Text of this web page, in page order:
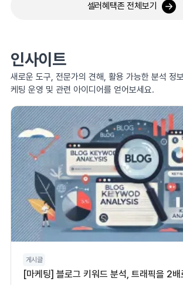
셀러혜택존 전체보기
인사이트
새로운 도구, 전문가의 견해, 활용 가능한 분석 정
케팅 운영 및 관련 아이디어를 얻어보세요.
게시글
[마케팅] 블로그 키워드 분석, 트래픽을 2배